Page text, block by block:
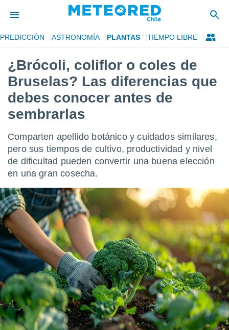
de
por
para
la
que se
calidad.
las
forma
digital
basada
permite
seguir
contenido
coste.
botón
ACEPTAR
Y
CONTINUAR
PREDICCIÓN ASTRONOMÍA PLANTAS TIEMPO LIBRE
¿Brócoli, coliflor o coles de
Bruselas? Las diferencias que
debes conocer antes de
sembrarlas
Comparten apellido botánico y cuidados similares,
pero sus tiempos de cultivo, productividad y nivel
de dificultad pueden convertir una buena elección
en una gran cosecha.